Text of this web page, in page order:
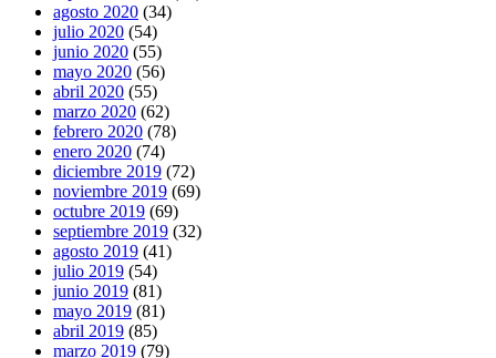
agosto 2020 (34)
julio 2020 (54)
junio 2020 (55)
mayo 2020 (56)
abril 2020 (55)
marzo 2020 (62)
febrero 2020 (78)
enero 2020 (74)
diciembre 2019 (72)
noviembre 2019 (69)
octubre 2019 (69)
septiembre 2019 (32)
agosto 2019 (41)
julio 2019 (54)
junio 2019 (81)
mayo 2019 (81)
abril 2019 (85)
marzo 2019 (79)